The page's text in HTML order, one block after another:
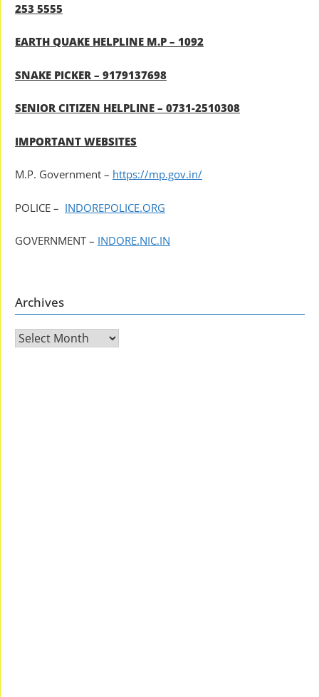
253 5555
EARTH QUAKE HELPLINE M.P – 1092
SNAKE PICKER – 9179137698
SENIOR CITIZEN HELPLINE – 0731-2510308
IMPORTANT WEBSITES
M.P. Government – https://mp.gov.in/
POLICE – INDOREPOLICE.ORG
GOVERNMENT – INDORE.NIC.IN
Archives
Archives